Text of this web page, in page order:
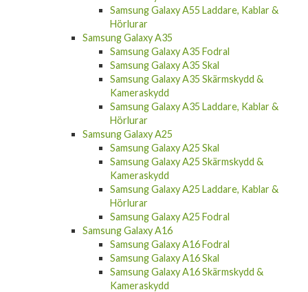
Hörlurar
Samsung Galaxy A35
Samsung Galaxy A35 Fodral
Samsung Galaxy A35 Skal
Samsung Galaxy A35 Skärmskydd &
Kameraskydd
Samsung Galaxy A35 Laddare, Kablar &
Hörlurar
Samsung Galaxy A25
Samsung Galaxy A25 Skal
Samsung Galaxy A25 Skärmskydd &
Kameraskydd
Samsung Galaxy A25 Laddare, Kablar &
Hörlurar
Samsung Galaxy A25 Fodral
Samsung Galaxy A16
Samsung Galaxy A16 Fodral
Samsung Galaxy A16 Skal
Samsung Galaxy A16 Skärmskydd &
Kameraskydd
Samsung Galaxy A16 Laddare, Kablar &